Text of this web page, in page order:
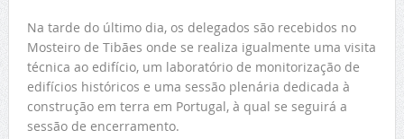
Na tarde do último dia, os delegados são recebidos no
Mosteiro de Tibães onde se realiza igualmente uma visita
técnica ao edifício, um laboratório de monitorização de
edifícios históricos e uma sessão plenária dedicada à
construção em terra em Portugal, à qual se seguirá a
sessão de encerramento.